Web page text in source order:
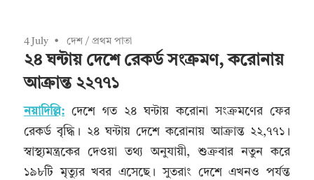
4 July দেশ / প্রথম পাতা
২৪ ঘন্টায় দেশে রেকর্ড সংক্রমণ, করোনায়
আক্রান্ত ২২৭৭১
নয়াদিল্লি: দেশে গত ২৪ ঘন্টায় করোনা সংক্রমণের ফের
রেকর্ড বৃদ্ধি। ২৪ ঘন্টায় দেশে করোনায় আক্রান্ত ২২,৭৭১।
স্বাস্থ্যমন্ত্রকের দেওয়া তথ্য অনুযায়ী, শুক্রবার নতুন করে
১৯৮টি মৃত্যুর খবর এসেছে। সুতরাং দেশে এখনও পর্যন্ত